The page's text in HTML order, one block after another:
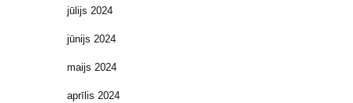
jūlijs 2024
jūnijs 2024
maijs 2024
aprīlis 2024